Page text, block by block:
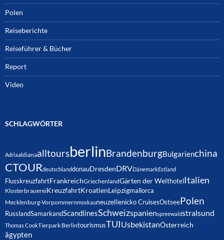
Polen
Reiseberichte
Reiseführer & Bücher
Report
Video
SCHLAGWÖRTER
AdriaaldianaalltoursberlinBrandenburgBulgarienchina
CTOURdeutschlanddonauDresdenDRVDänemarkEstland
FlusskreuzfahrtFrankreichGriechenlandGärten der Welthotel Italien
KlosterbrauereiKreuzfahrtKroatienLeipzigmallorca
Mecklenburg-Vorpommernmoskauneuzellenicko CruisesOstseePolen
RusslandSamarkandScandlinesSchweizspanienspreewaldstralsund
Thomas CookTierpark BerlintourismusTUIUsbekistanÖsterreich
ägypten